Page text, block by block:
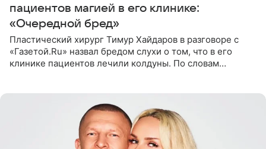
пациентов магией в его клинике:
«Очередной бред»
Пластический хирург Тимур Хайдаров в разговоре с
«Газетой.Ru» назвал бредом слухи о том, что в его
клинике пациентов лечили колдуны. По словам